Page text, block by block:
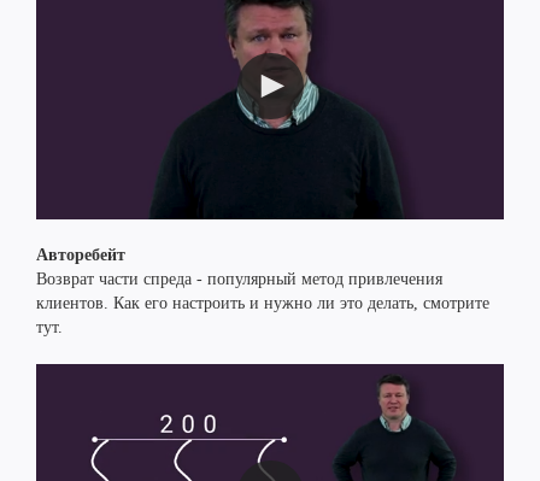
Авторебейт
Возврат части спреда - популярный метод привлечения
клиентов. Как его настроить и нужно ли это делать, смотрите
тут.